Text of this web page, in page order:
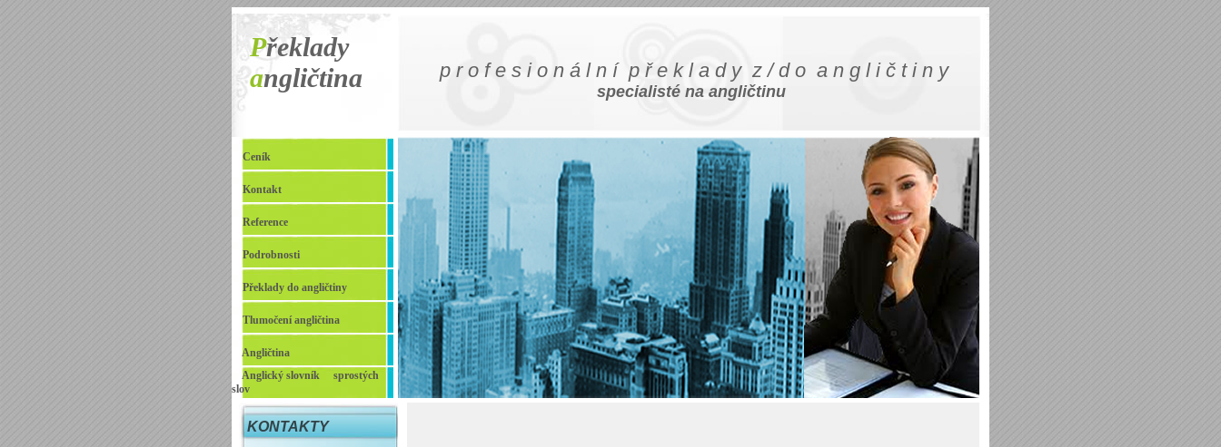
Překlady
angličtina p r o f e s i o n á l n í p ř e k l a d y z / d o a n g l i č t i n y
specialisté na angličtinu
Ceník
Kontakt
Reference
Podrobnosti
Překlady do angličtiny
Tlumočení angličtina
Angličtina
Anglický slovník sprostých
slov
KONTAKTY